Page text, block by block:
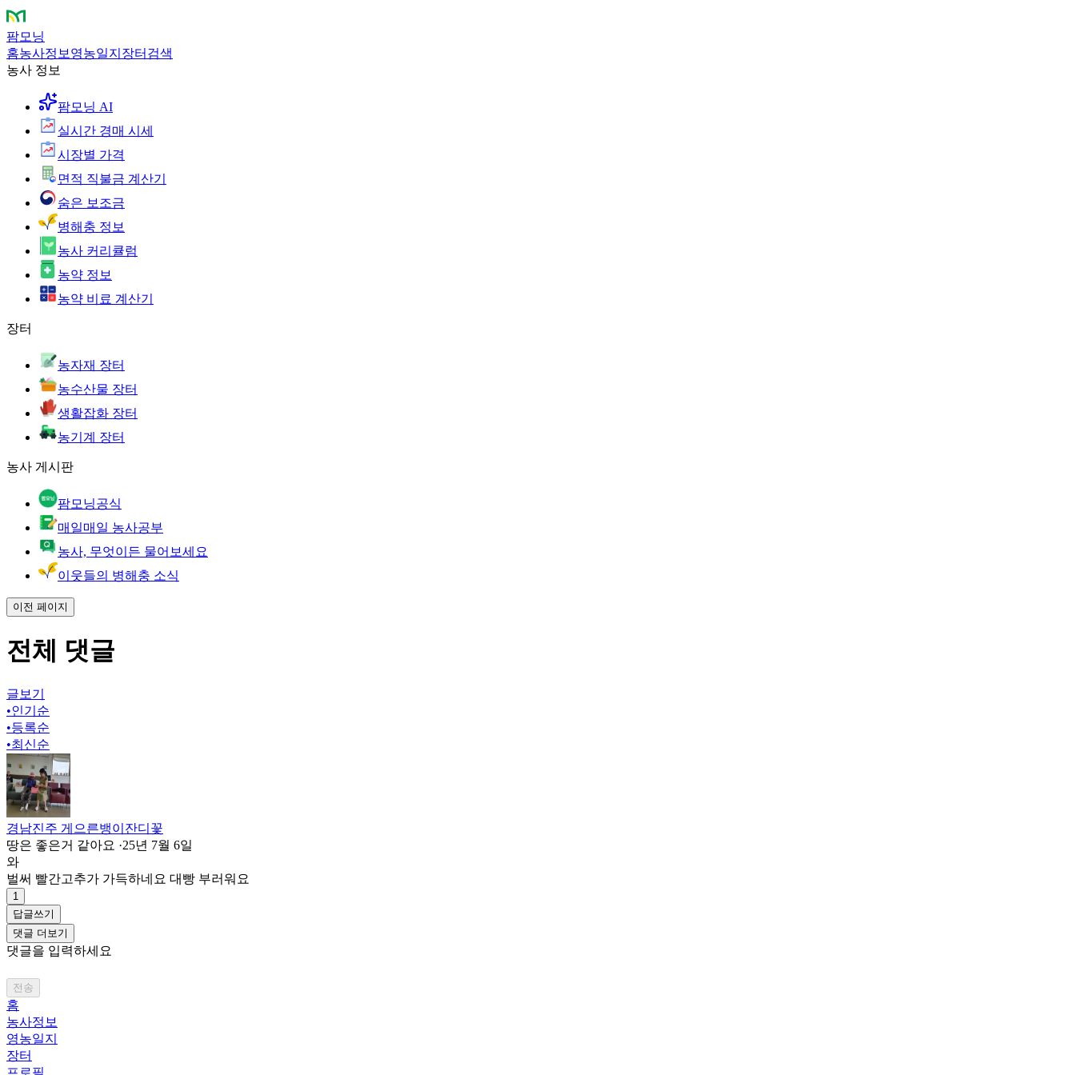
팜모닝
홈농사정보 영농일지 장터 검색
농사 정보
팜모닝 AI
실시간 경매 시세
시장별 가격
면적 직불금 계산기
숨은 보조금
병해충 정보
농사 커리큘럼
농약 정보
농약 비료 계산기
장터
농자재 장터
농수산물 장터
생활잡화 장터
농기계 장터
농사 게시판
팜모닝공식
매일매일 농사공부
농사, 무엇이든 물어보세요
이웃들의 병해충 소식
이전 페이지
전체 댓글
글보기
•인기순
•등록순
•최신순
경남진주 게으른뱅이잔디꽃
땅은 좋은거 같아요 ·25년 7월 6일
와
벌써 빨간고추가 가득하네요 대빵 부러워요
1
답글쓰기
댓글 더보기
댓글을 입력하세요
전송
홈
농사정보
영농일지
장터
프로필